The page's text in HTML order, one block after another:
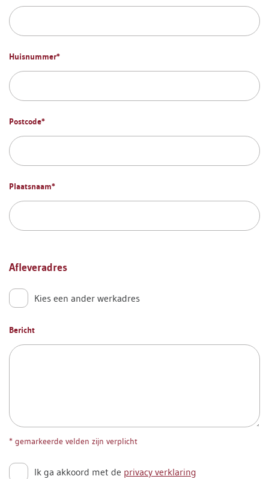
Huisnummer*
Postcode*
Plaatsnaam*
Afleveradres
Kies een ander werkadres
Bericht
* gemarkeerde velden zijn verplicht
Ik ga akkoord met de privacy verklaring